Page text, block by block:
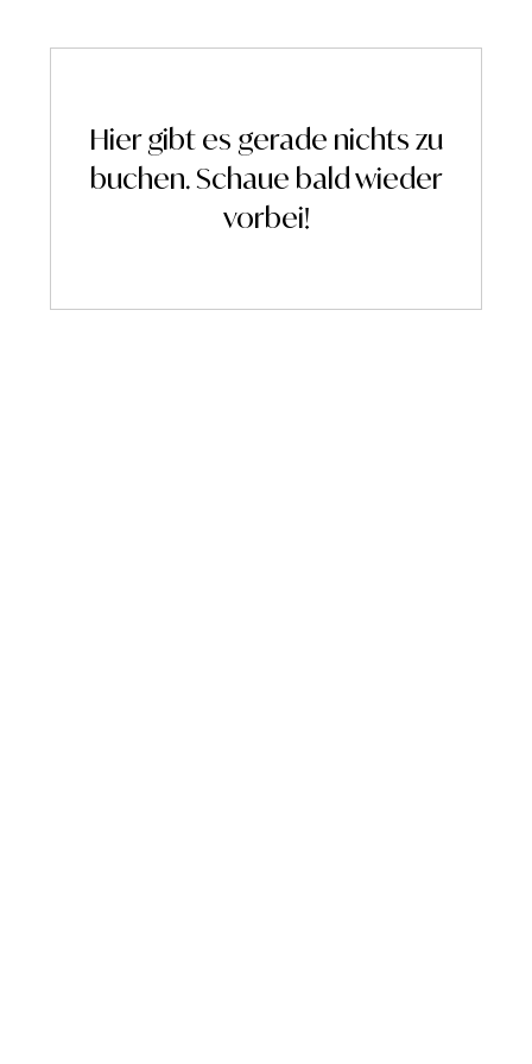
Hier gibt es gerade nichts zu
buchen. Schaue bald wieder
vorbei!